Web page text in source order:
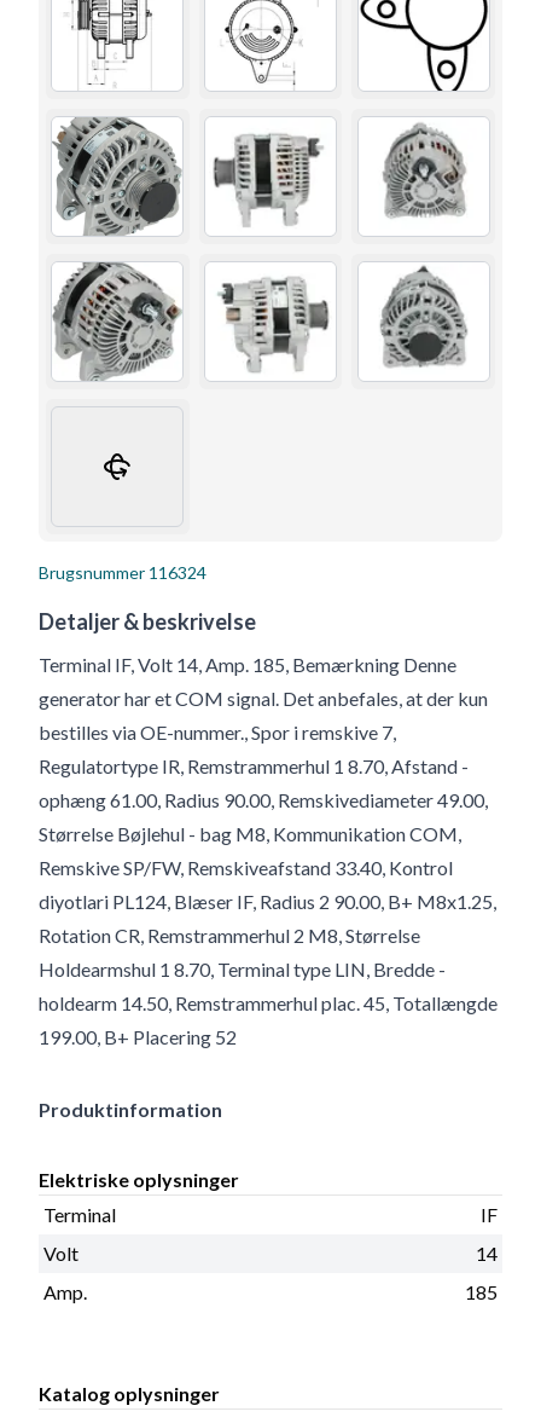
Brugsnummer 116324
Detaljer & beskrivelse
Terminal IF, Volt 14, Amp. 185, Bemærkning Denne
generator har et COM signal. Det anbefales, at der kun
bestilles via OE-nummer., Spor i remskive 7,
Regulatortype IR, Remstrammerhul 1 8.70, Afstand -
ophæng 61.00, Radius 90.00, Remskivediameter 49.00,
Størrelse Bøjlehul - bag M8, Kommunikation COM,
Remskive SP/FW, Remskiveafstand 33.40, Kontrol
diyotlari PL124, Blæser IF, Radius 2 90.00, B+ M8x1.25,
Rotation CR, Remstrammerhul 2 M8, Størrelse
Holdearmshul 1 8.70, Terminal type LIN, Bredde -
holdearm 14.50, Remstrammerhul plac. 45, Totallængde
199.00, B+ Placering 52
Produktinformation
Elektriske oplysninger
Terminal
IF
Volt
14
Amp.
185
Katalog oplysninger